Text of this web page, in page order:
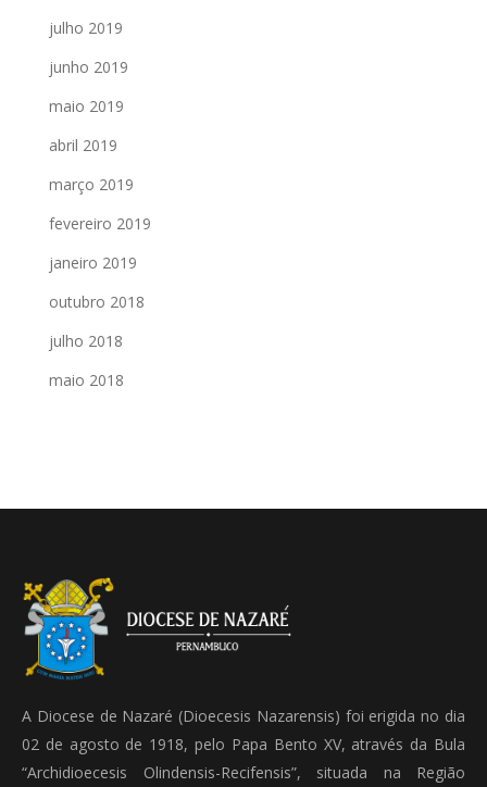
julho 2019
junho 2019
maio 2019
abril 2019
março 2019
fevereiro 2019
janeiro 2019
outubro 2018
julho 2018
maio 2018
A Diocese de Nazaré (Dioecesis Nazarensis) foi erigida no dia
02 de agosto de 1918, pelo Papa Bento XV, através da Bula
“Archidioecesis Olindensis-Recifensis”, situada na Região